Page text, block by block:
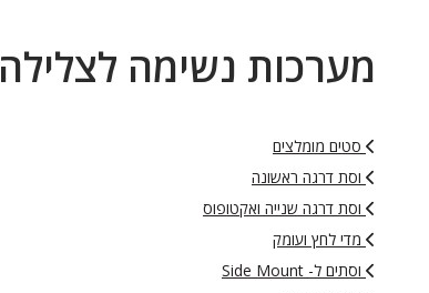
מערכות נשימה לצלילה
סטים מומלצים
וסת דרגה ראשונה
וסת דרגה שנייה ואקטופוס
מדי לחץ ועומק
וסתים ל- Side Mount